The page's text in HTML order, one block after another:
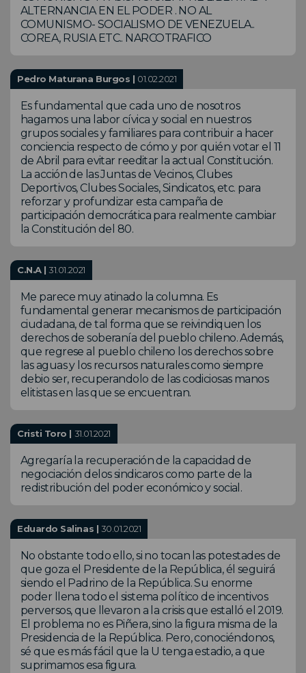
ALTERNANCIA EN EL PODER . NO AL
COMUNISMO- SOCIALISMO DE VENEZUELA..
COREA, RUSIA ETC.. NARCOTRAFICO
Pedro Maturana Burgos | 01.02.2021
Es fundamental que cada uno de nosotros
hagamos una labor cívica y social en nuestros
grupos sociales y familiares para contribuir a hacer
conciencia respecto de cómo y por quién votar el 11
de Abril para evitar reeditar la actual Constitución.
La acción de las Juntas de Vecinos, Clubes
Deportivos, Clubes Sociales, Sindicatos, etc. para
reforzar y profundizar esta campaña de
participación democrática para realmente cambiar
la Constitución del 80.
C.N.A |31.01.2021
Me parece muy atinado la columna. Es
fundamental generar mecanismos de participación
ciudadana, de tal forma que se reivindiquen los
derechos de soberanía del pueblo chileno. Además,
que regrese al pueblo chileno los derechos sobre
las aguas y los recursos naturales como siempre
debio ser, recuperandolo de las codiciosas manos
elitistas en las que se encuentran.
Cristi Toro | 31.01.2021
Agregaría la recuperación de la capacidad de
negociación delos sindicaros como parte de la
redistribución del poder económico y social.
Eduardo Salinas | 30.01.2021
No obstante todo ello, si no tocan las potestades de
que goza el Presidente de la República, él seguirá
siendo el Padrino de la República. Su enorme
poder llena todo el sistema político de incentivos
perversos, que llevaron a la crisis que estalló el 2019.
El problema no es Piñera, sino la figura misma de la
Presidencia de la República. Pero, conociéndonos,
sé que es más fácil que la U tenga estadio, a que
suprimamos esa figura.